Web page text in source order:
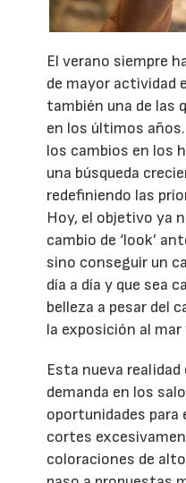
El verano siempre
de mayor actividad
también una de las
en los últimos
los cambios en los
una búsqueda
redefiniendo las
Hoy, el objetivo ya
cambio de ‘look’
sino conseguir un
día a día y que sea
belleza a pesar del
la exposición al mar
Esta nueva
demanda en los
oportunidades para
cortes
coloraciones de